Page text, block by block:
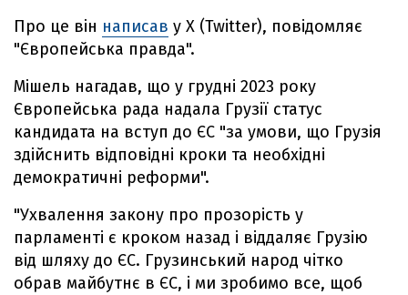
Про це він написав у X (Twitter), повідомляє
"Європейська правда".
Мішель нагадав, що у грудні 2023 року
Європейська рада надала Грузії статус
кандидата на вступ до ЄС "за умови, що Грузія
здійснить відповідні кроки та необхідні
демократичні реформи".
"Ухвалення закону про прозорість у
парламенті є кроком назад і віддаляє Грузію
від шляху до ЄС. Грузинський народ чітко
обрав майбутнє в ЄС, і ми зробимо все, щоб